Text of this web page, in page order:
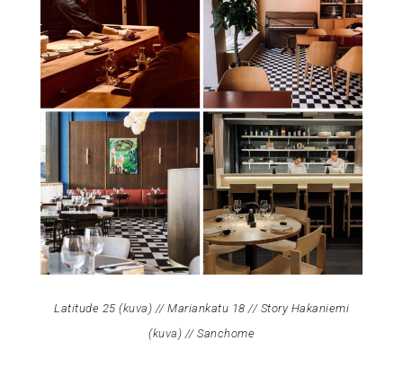
Latitude 25 (kuva ) // Mariankatu 18 // Story Hakaniemi
(kuva ) // Sanchome